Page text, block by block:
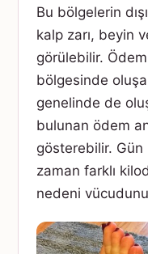
Bu bölgelerin
kalp zarı, beyin
görülebilir.
bölgesinde
genelinde de
bulunan ödem
gösterebilir. Gün
zaman farklı
nedeni